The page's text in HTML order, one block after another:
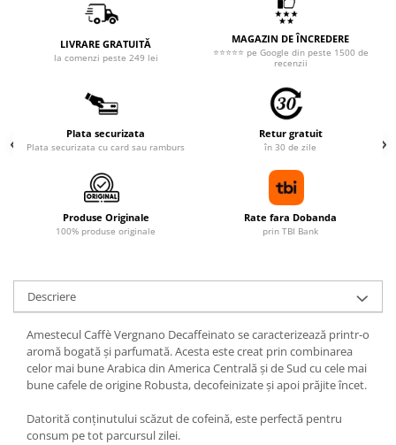
LIVRARE GRATUITĂ
la comenzi peste 249 lei
MAGAZIN DE ÎNCREDERE
⭐⭐⭐⭐⭐ pe Google din peste 1500 de
recenzii
Plata securizata
Plata securizata cu card sau ramburs
Retur gratuit
în 30 de zile
Produse Originale
100% produse originale
Rate fara Dobanda
prin TBI Bank
Descriere
Amestecul Caffè Vergnano Decaffeinato se caracterizează printr-o
aromă bogată și parfumată. Acesta este creat prin combinarea
celor mai bune Arabica din America Centrală și de Sud cu cele mai
bune cafele de origine Robusta, decofeinizate și apoi prăjite încet.
Datorită conținutului scăzut de cofeină, este perfectă pentru
consum pe tot parcursul zilei.